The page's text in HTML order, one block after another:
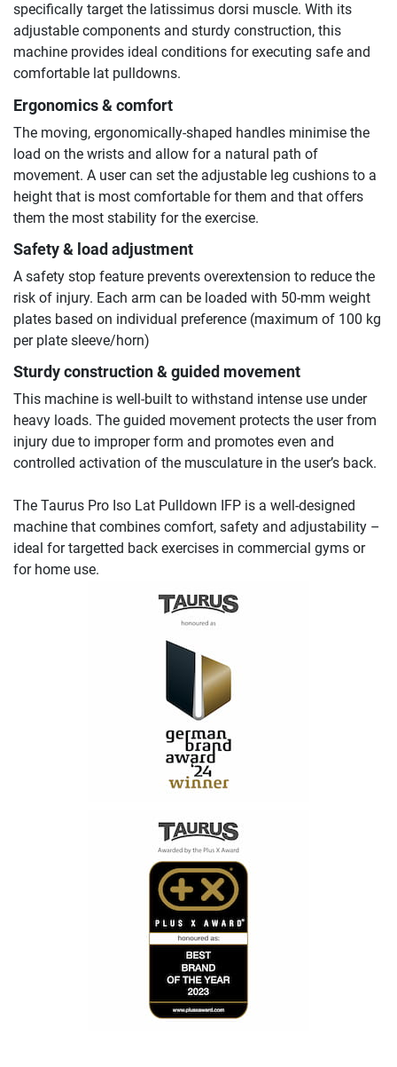
specifically target the latissimus dorsi muscle. With its
adjustable components and sturdy construction, this
machine provides ideal conditions for executing safe and
comfortable lat pulldowns.
Ergonomics & comfort
The moving, ergonomically-shaped handles minimise the
load on the wrists and allow for a natural path of
movement. A user can set the adjustable leg cushions to a
height that is most comfortable for them and that offers
them the most stability for the exercise.
Safety & load adjustment
A safety stop feature prevents overextension to reduce the
risk of injury. Each arm can be loaded with 50-mm weight
plates based on individual preference (maximum of 100 kg
per plate sleeve/horn)
Sturdy construction & guided movement
This machine is well-built to withstand intense use under
heavy loads. The guided movement protects the user from
injury due to improper form and promotes even and
controlled activation of the musculature in the user’s back.
The Taurus Pro Iso Lat Pulldown IFP is a well-designed
machine that combines comfort, safety and adjustability –
ideal for targetted back exercises in commercial gyms or
for home use.